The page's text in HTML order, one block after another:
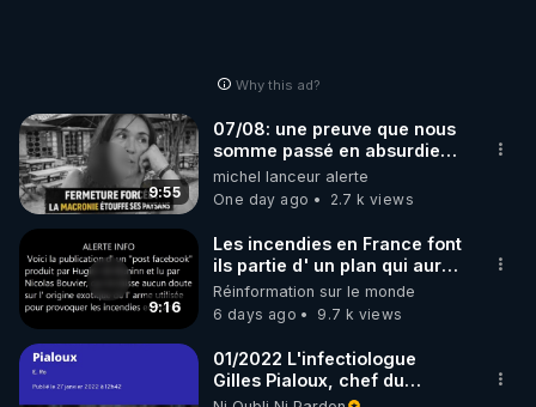
Why this ad?
9:55
07/08: une preuve que nous
somme passé en absurdie
une dictature qui veut faire
taire ses opposant !
michel lanceur alerte
One day ago
2.7 k views
9:16
Les incendies en France font
ils partie d' un plan qui aurait
débuté le 11 septembre 2001
?
Réinformation sur le monde
6 days ago
9.7 k views
01/2022 L'infectiologue
Gilles Pialoux, chef du
service des maladies